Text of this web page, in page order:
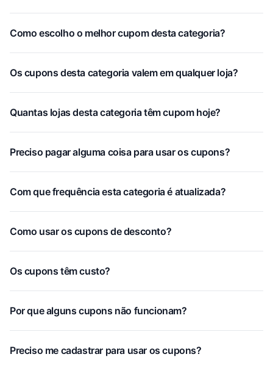
Como escolho o melhor cupom desta categoria?
Os cupons desta categoria valem em qualquer loja?
Quantas lojas desta categoria têm cupom hoje?
Preciso pagar alguma coisa para usar os cupons?
Com que frequência esta categoria é atualizada?
Como usar os cupons de desconto?
Os cupons têm custo?
Por que alguns cupons não funcionam?
Preciso me cadastrar para usar os cupons?